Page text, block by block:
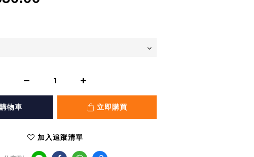
物車 立即購買
加入追蹤清單